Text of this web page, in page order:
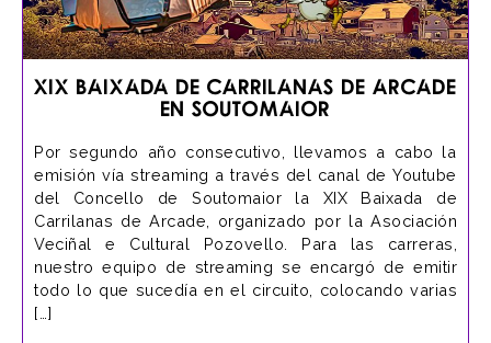
XIX Baixada de Carrilanas de Arcade
en Soutomaior
Por segundo año consecutivo, llevamos a cabo la
emisión vía streaming a través del canal de Youtube
del Concello de Soutomaior la XIX Baixada de
Carrilanas de Arcade, organizado por la Asociación
Veciñal e Cultural Pozovello. Para las carreras,
nuestro equipo de streaming se encargó de emitir
todo lo que sucedía en el circuito, colocando varias
[…]